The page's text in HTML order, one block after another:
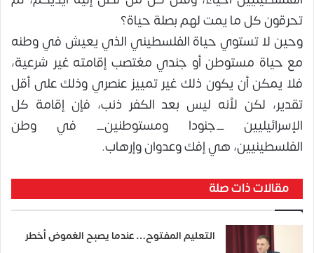
تحرقون كل ما يمت لهم بصلة حياة؟
وحين لا تستوي حياة الفلسطيني الذي يعيش في وطنه
مع حياة مستوطن أو جندي مغتصب إقامته غير شرعية،
فلا يمكن أن يكون ذلك غير تمييز عنصري وذلك على أقل
تقدير، لكن لأنه ليس بعد الكفر ذنب، فإن إقامة كل
الإسرائيليين _جنودا ومستوطنين_ في وطن
الفلسطينيين، هي إفك وعدوان وإرهاب.
مقالات ذات صلة
التعليم المفتوح… عندما يصبح الغموض أخطر